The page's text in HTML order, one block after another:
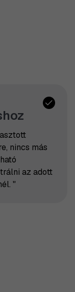
nincs más
az adott
"